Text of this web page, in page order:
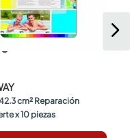
cm² Reparación
x 10 piezas